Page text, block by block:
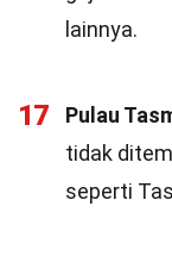
lainnya.
17 Pulau
tidak
seperti